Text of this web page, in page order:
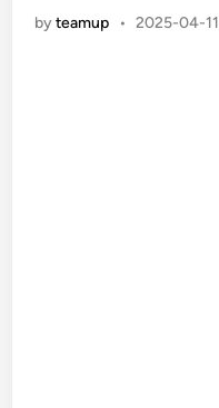
byteamup • 2025-04-11